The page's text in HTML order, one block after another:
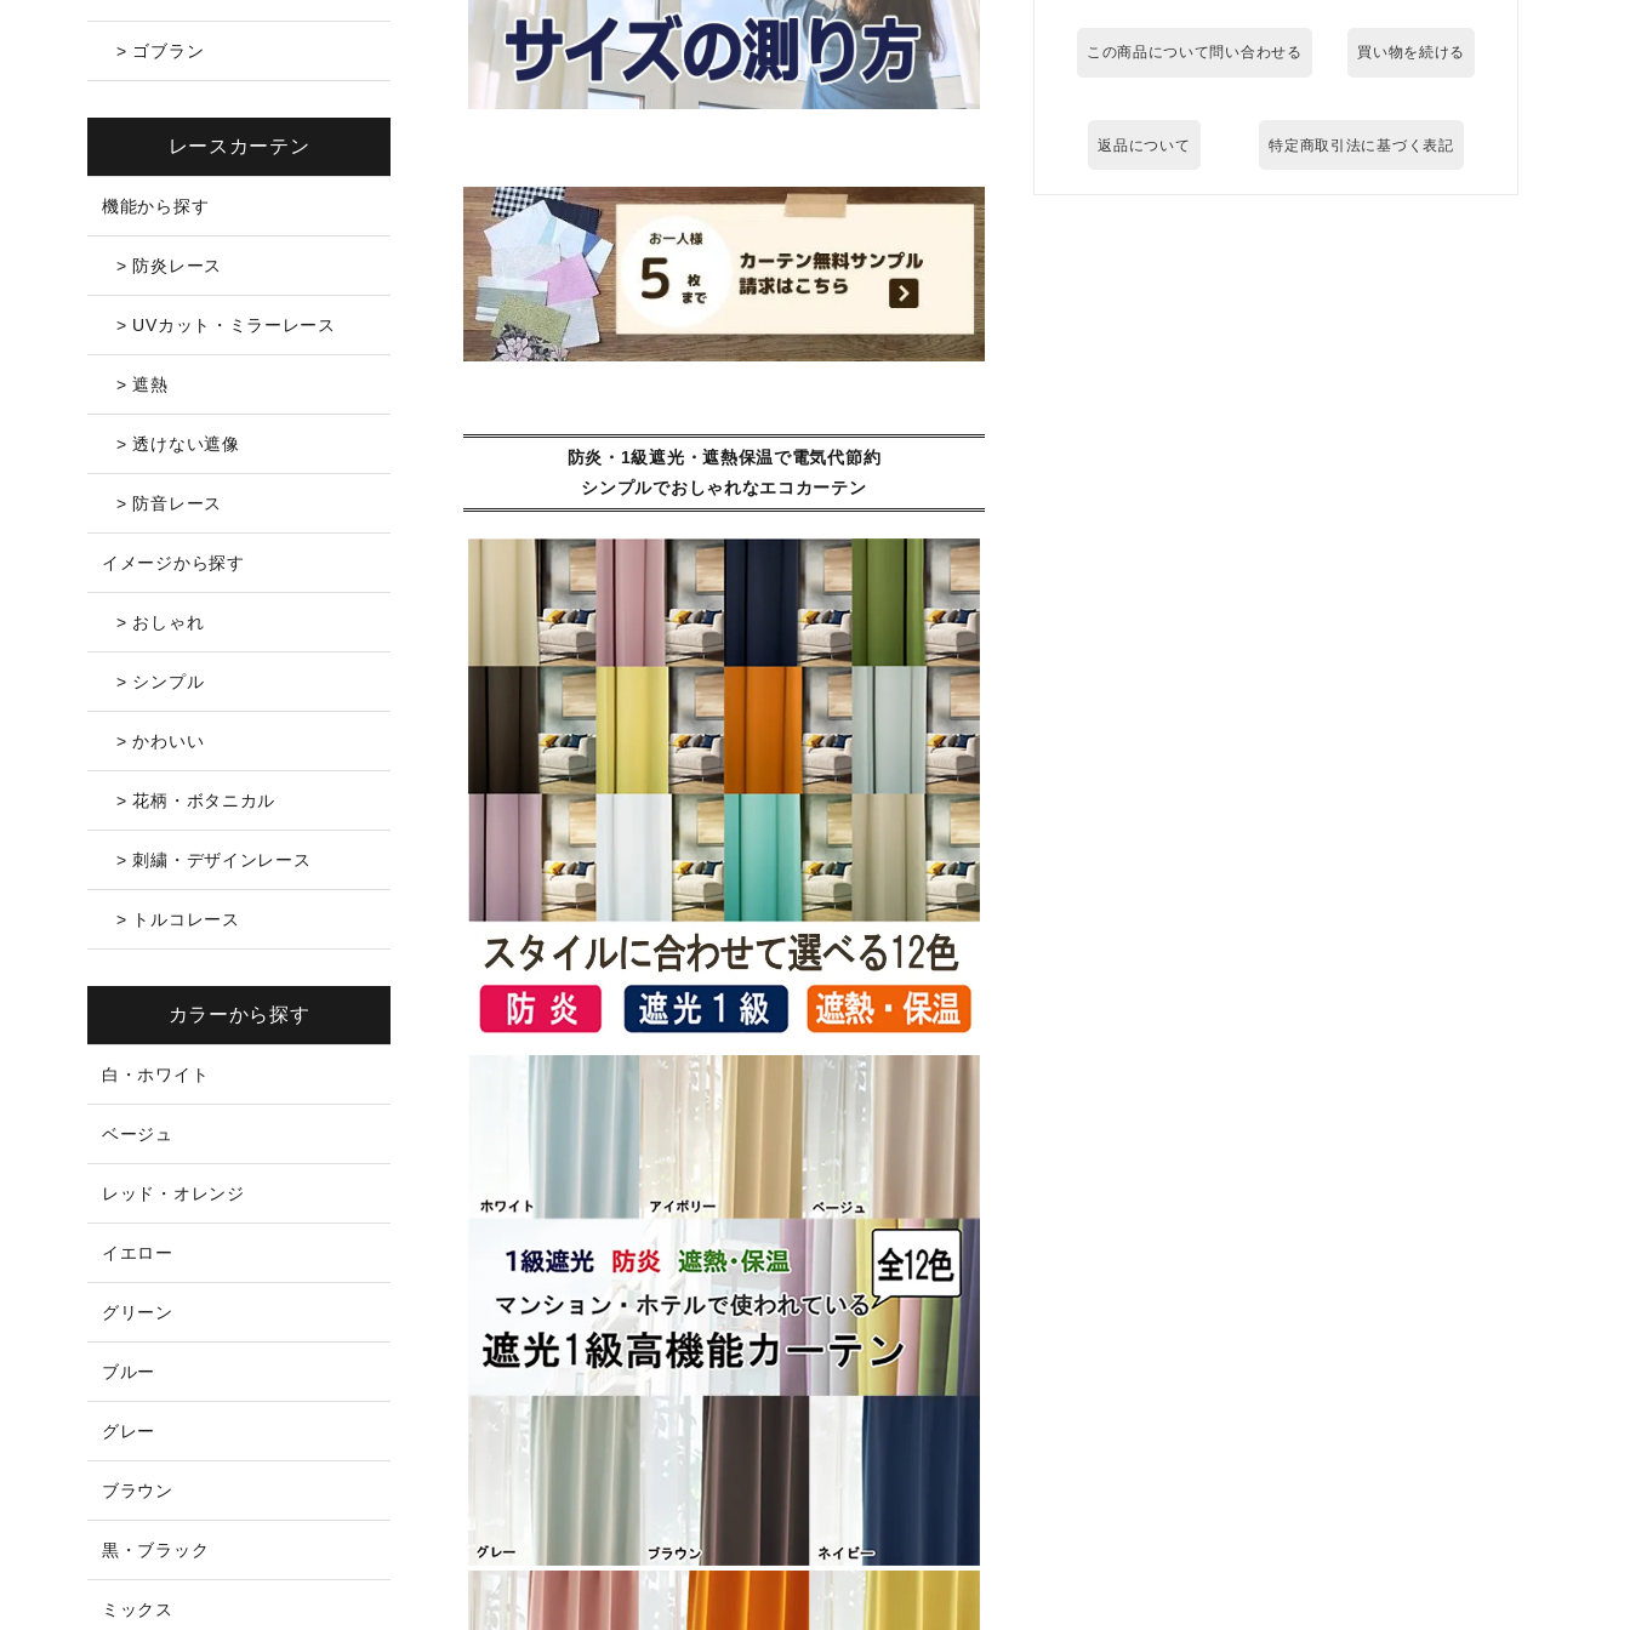
この商品について問い合わせる 買い物を続ける
返品について 特定商取引法に基づく表記
防炎・1級遮光・遮熱保温で電気代節約
シンプルでおしゃれなエコカーテン
> ゴブラン
レースカーテン
機能から探す
> 防炎レース
> UVカット・ミラーレース
> 遮熱
> 透けない遮像
> 防音レース
イメージから探す
> おしゃれ
> シンプル
> かわいい
> 花柄・ボタニカル
> 刺繍・デザインレース
> トルコレース
カラーから探す
白・ホワイト
ベージュ
レッド・オレンジ
イエロー
グリーン
ブルー
グレー
ブラウン
黒・ブラック
ミックス